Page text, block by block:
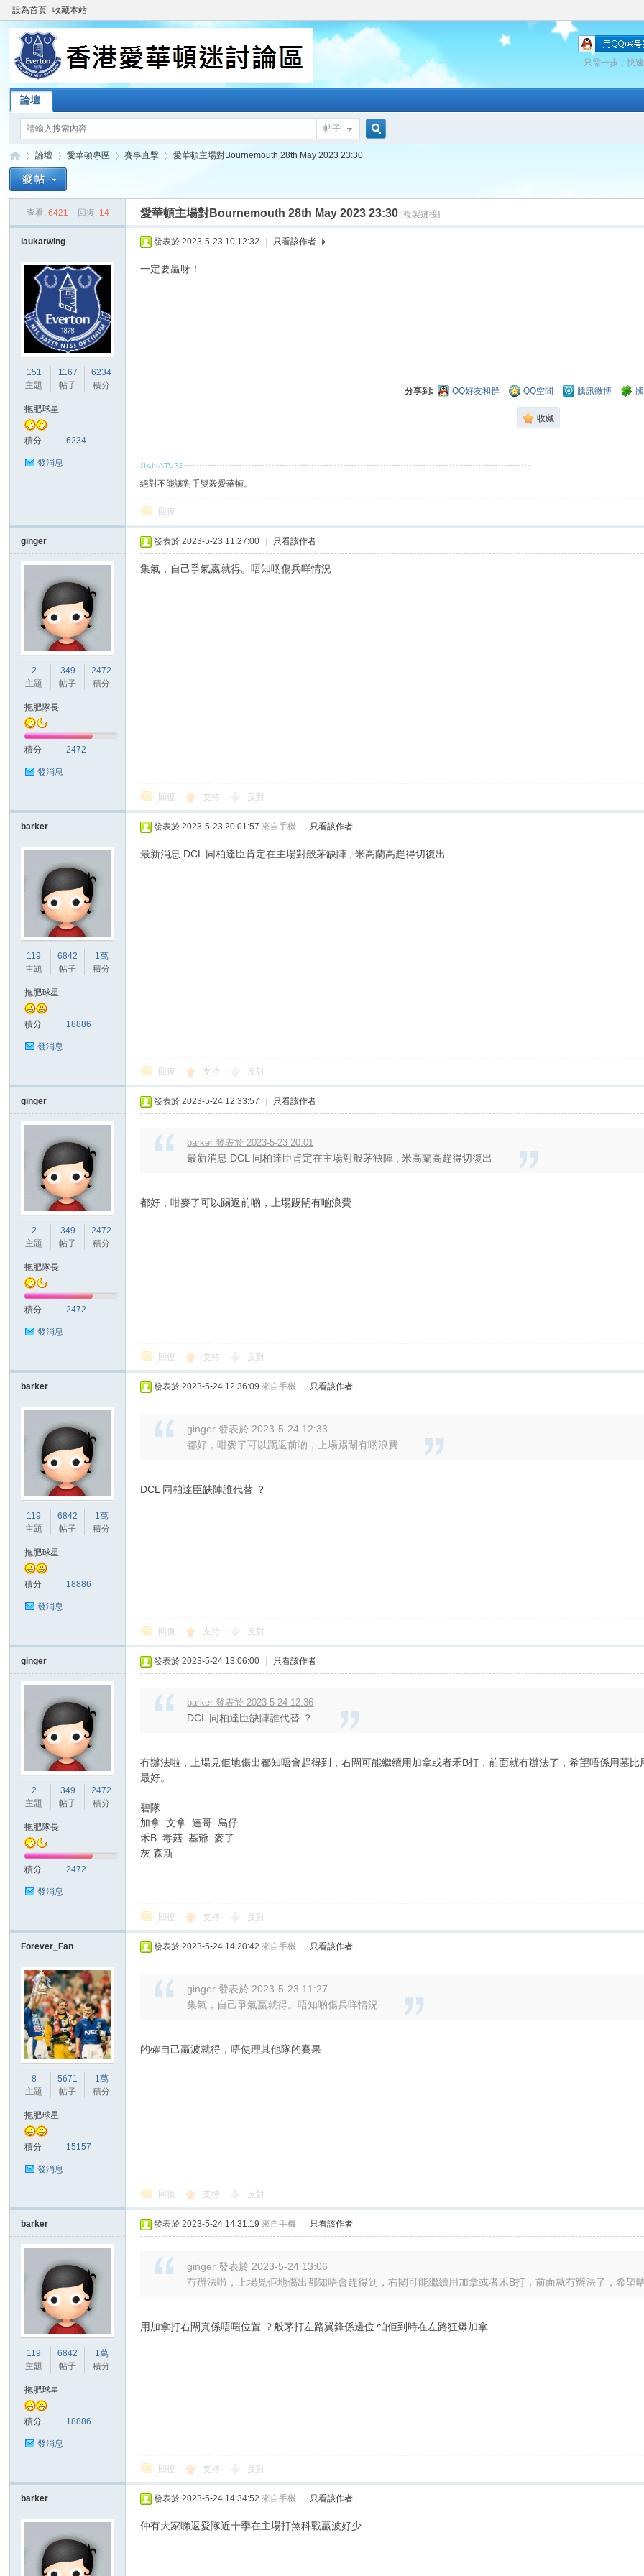
設為首頁 收藏本站
只需一步，快
論壇
帖子
索
論壇
›
愛華頓專區 賽事直擊
›
愛華頓主場對Bournemouth 28th May 2023 23:30
查看: 6421 回復: 14 愛華頓主場對Bournemouth 28th May 2023 23:30 [複製鏈接]
laukarwing
151
主題
1167
帖子
6234
積分
拖肥球星
積分 6234
發消息
發表於 2023-5-23 10:12:32 只看該作者
一定要贏呀！
分享到: QQ好友和群 QQ空間 騰訊微博
收藏
絕對不能讓對手雙殺愛華頓。
回復
ginger
2
主題
349
帖子
2472
積分
拖肥隊長
積分 2472
發消息
發表於 2023-5-23 11:27:00 只看該作者
集氣，自己爭氣嬴就得。唔知啲傷兵咩情況
回復 支持 反對
barker
119
主題
6842
帖子
1萬
積分
拖肥球星
積分 18886
發消息
發表於 2023-5-23 20:01:57 來自手機 只看該作者
最新消息 DCL 同柏達臣肯定在主場對般茅缺陣 , 米高蘭高趕得切復出
回復 支持 反對
ginger
2
主題
349
帖子
2472
積分
拖肥隊長
積分 2472
發消息
發表於 2023-5-24 12:33:57 只看該作者
barker 發表於 2023-5-23 20:01
最新消息 DCL 同柏達臣肯定在主場對般茅缺陣 , 米高蘭高趕得切復出
都好，咁麥了可以踢返前啲，上場踢閘有啲浪費
回復 支持 反對
barker
119
主題
6842
帖子
1萬
積分
拖肥球星
積分 18886
發消息
發表於 2023-5-24 12:36:09 來自手機 只看該作者
ginger 發表於 2023-5-24 12:33
都好，咁麥了可以踢返前啲，上場踢閘有啲浪費
DCL 同柏達臣缺陣誰代替 ？
回復 支持 反對
ginger
2
主題
349
帖子
2472
積分
拖肥隊長
積分 2472
發消息
發表於 2023-5-24 13:06:00 只看該作者
barker 發表於 2023-5-24 12:36
DCL 同柏達臣缺陣誰代替 ？
冇辦法啦，上場見佢地傷出都知唔會趕得到，右閘可能繼續用加拿或者禾B打，前面就冇辦法了，希望唔係用墓
最好。
碧隊
加拿 文拿 達哥 烏仔
禾B 毒菇 基爺 麥了
灰 森斯
回復 支持 反對
Forever_Fan
8
主題
5671
帖子
1萬
積分
拖肥球星
積分 15157
發消息
發表於 2023-5-24 14:20:42 來自手機 只看該作者
ginger 發表於 2023-5-23 11:27
集氣，自己爭氣嬴就得。唔知啲傷兵咩情況
的確自己贏波就得，唔使理其他隊的賽果
回復 支持 反對
barker
119
主題
6842
帖子
1萬
積分
拖肥球星
積分 18886
發消息
發表於 2023-5-24 14:31:19 來自手機 只看該作者
ginger 發表於 2023-5-24 13:06
冇辦法啦，上場見佢地傷出都知唔會趕得到，右閘可能繼續用加拿或者禾B打，前面就冇辦法了，希望
用加拿打右閘真係唔啱位置 ？般茅打左路翼鋒係邊位 怕佢到時在左路狂爆加拿
回復 支持 反對
barker 發表於 2023-5-24 14:34:52 來自手機 只看該作者
仲有大家睇返愛隊近十季在主場打煞科戰贏波好少